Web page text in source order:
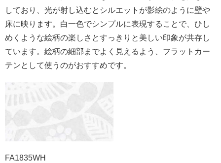
しており、光が射し込むとシルエットが影絵のように壁や
床に映ります。白一色でシンプルに表現することで、ひし
めくような絵柄の楽しさとすっきりと美しい印象が共存し
ています。絵柄の細部までよく見えるよう、フラットカー
テンとして使うのがおすすめです。
FA1835WH